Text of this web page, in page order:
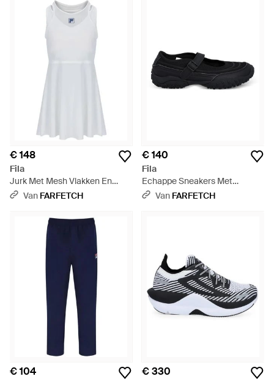
€ 148
Fila
Jurk Met Mesh Vlakken En
Racerback - Wit
Van FARFETCH
€ 140
Fila
Echappe Sneakers Met
Gespbandje - Zwart
Van FARFETCH
€ 104 € 330